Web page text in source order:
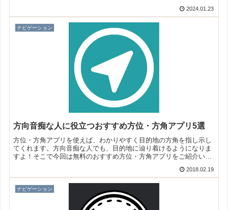
2024.01.23
ナビゲーション
方向音痴な人に役立つおすすめ方位・方角アプリ5選
方位・方角アプリを使えば、わかりやすく目的地の方角を指し示し
てくれます。方向音痴な人でも、目的地に辿り着けるようになりま
すよ！そこで今回は無料のおすすめ方位・方角アプリをご紹介いた
2018.02.19
ナビゲーション